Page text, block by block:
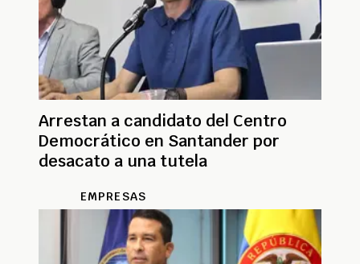
Arrestan a candidato del Centro
Democrático en Santander por
desacato a una tutela
EMPRESAS